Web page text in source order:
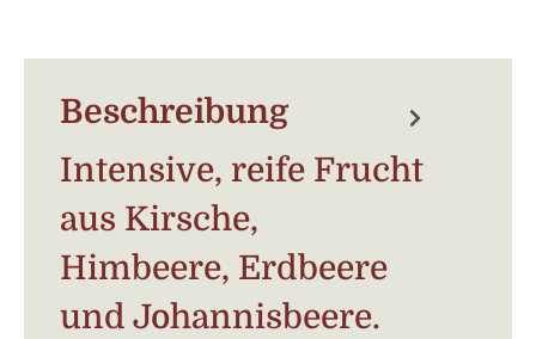
Beschreibung
Intensive, reife Frucht
aus Kirsche,
Himbeere, Erdbeere
und Johannisbeere.